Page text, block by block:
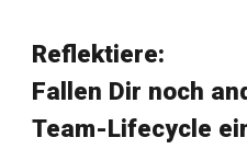
Reflektiere:
Fallen Dir noch
Team-Lifecycle